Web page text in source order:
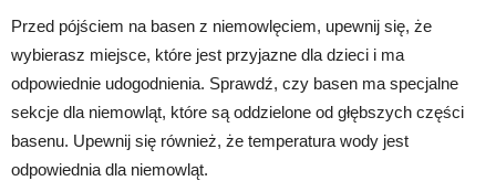
Przed pójściem na basen z niemowlęciem, upewnij się, że
wybierasz miejsce, które jest przyjazne dla dzieci i ma
odpowiednie udogodnienia. Sprawdź, czy basen ma specjalne
sekcje dla niemowląt, które są oddzielone od głębszych części
basenu. Upewnij się również, że temperatura wody jest
odpowiednia dla niemowląt.